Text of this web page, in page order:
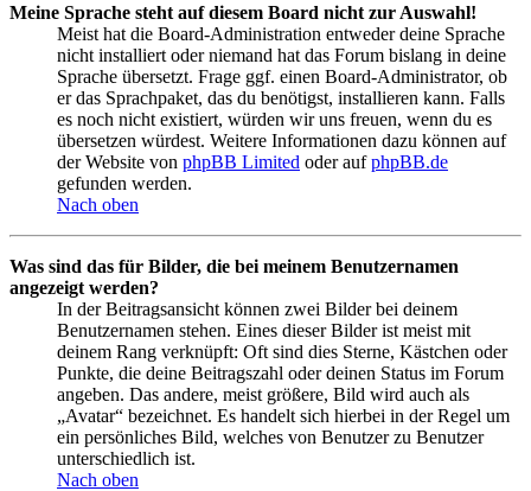
Meine Sprache steht auf diesem Board nicht zur Auswahl!
Meist hat die Board-Administration entweder deine Sprache
nicht installiert oder niemand hat das Forum bislang in deine
Sprache übersetzt. Frage ggf. einen Board-Administrator, ob
er das Sprachpaket, das du benötigst, installieren kann. Falls
es noch nicht existiert, würden wir uns freuen, wenn du es
übersetzen würdest. Weitere Informationen dazu können auf
der Website von phpBB Limited oder aufphpBB.de
gefunden werden.
Nach oben
Was sind das für Bilder, die bei meinem Benutzernamen
angezeigt werden?
In der Beitragsansicht können zwei Bilder bei deinem
Benutzernamen stehen. Eines dieser Bilder ist meist mit
deinem Rang verknüpft: Oft sind dies Sterne, Kästchen oder
Punkte, die deine Beitragszahl oder deinen Status im Forum
angeben. Das andere, meist größere, Bild wird auch als
„Avatar“ bezeichnet. Es handelt sich hierbei in der Regel um
ein persönliches Bild, welches von Benutzer zu Benutzer
unterschiedlich ist.
Nach oben